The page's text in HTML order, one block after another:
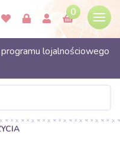
0
lojalnościowego